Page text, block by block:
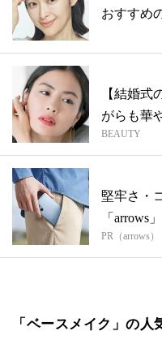
おすすめ
【結婚式
がらも華
伝授
BEAUTY
堅牢さ・
「arrows
PR（arrows）
「ベースメイク」の人